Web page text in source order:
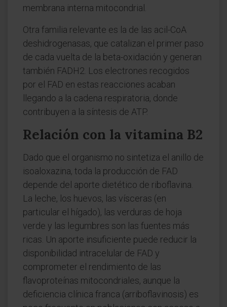
membrana interna mitocondrial.
Otra familia relevante es la de las acil-CoA
deshidrogenasas, que catalizan el primer paso
de cada vuelta de la beta-oxidación y generan
también FADH2. Los electrones recogidos
por el FAD en estas reacciones acaban
llegando a la cadena respiratoria, donde
contribuyen a la síntesis de ATP.
Relación con la vitamina B2
Dado que el organismo no sintetiza el anillo de
isoaloxazina, toda la producción de FAD
depende del aporte dietético de riboflavina.
La leche, los huevos, las vísceras (en
particular el hígado), las verduras de hoja
verde y las legumbres son las fuentes más
ricas. Un aporte insuficiente puede reducir la
disponibilidad intracelular de FAD y
comprometer el rendimiento de las
flavoproteínas mitocondriales, aunque la
deficiencia clínica franca (arriboflavinosis) es